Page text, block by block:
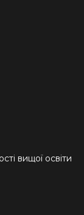
вищої освіти